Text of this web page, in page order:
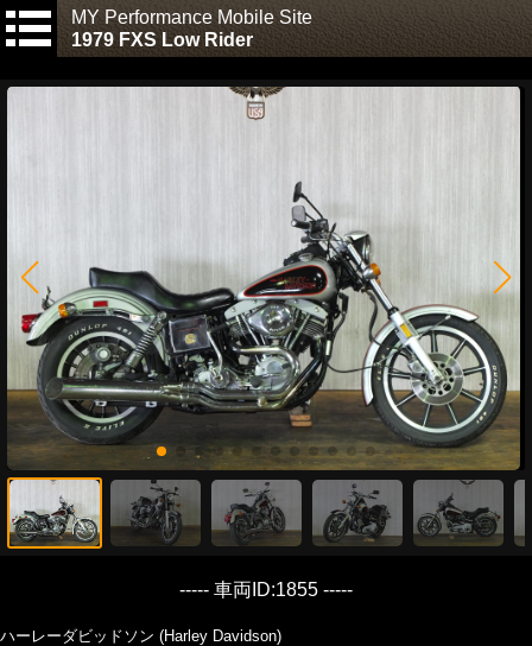
MY Performance Mobile Site
1979 FXS Low Rider
----- 車両ID:1855 -----
ハーレーダビッドソン (Harley Davidson)